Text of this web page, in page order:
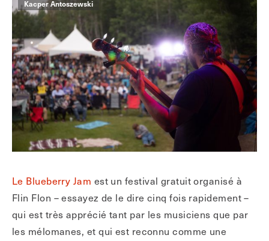
Kacper Antoszewski
Le Blueberry Jam est un festival gratuit organisé à
Flin Flon – essayez de le dire cinq fois rapidement –
qui est très apprécié tant par les musiciens que par
les mélomanes, et qui est reconnu comme une